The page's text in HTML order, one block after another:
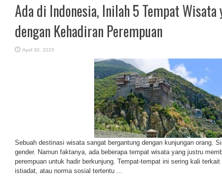
Ada di Indonesia, Inilah 5 Tempat
dengan Kehadiran Perempuan
April 30, 2025
Sebuah destinasi wisata sangat bergantung dengan kunjungan orang.
gender. Namun faktanya, ada beberapa tempat wisata yang justru
perempuan untuk hadir berkunjung. Tempat-tempat ini sering kali
istiadat, atau norma sosial tertentu ...